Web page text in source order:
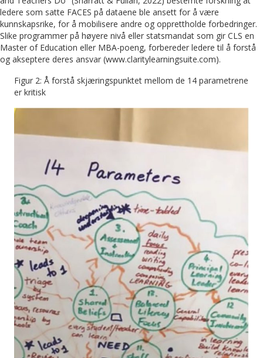
ledere som satte FACES på dataene ble ansett for å være
kunnskapsrike, for å mobilisere andre og opprettholde forbedringer.
Slike programmer på høyere nivå eller statsmandat som gir CLS en
Master of Education eller MBA-poeng, forbereder ledere til å forstå
og akseptere deres ansvar (www.claritylearningsuite.com).
Figur 2: Å forstå skjæringspunktet mellom de 14 parametrene
er kritisk